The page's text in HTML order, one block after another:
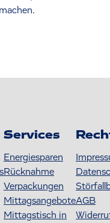
Services
Energiesparen
Rücknahme
Verpackungen
Mittagsangebote
Mittagstisch in
AGB